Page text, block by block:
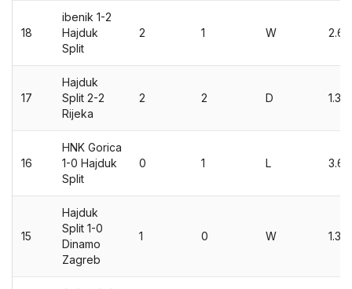
18
ibenik 1-2
Hajduk
Split
2 1 W 2.65
17
Hajduk
Split 2-2
Rijeka
2 2 D 1.31
16
HNK Gorica
1-0 Hajduk
Split
0 1 L 3.67
15
Hajduk
Split 1-0
Dinamo
Zagreb
1 0 W 1.39